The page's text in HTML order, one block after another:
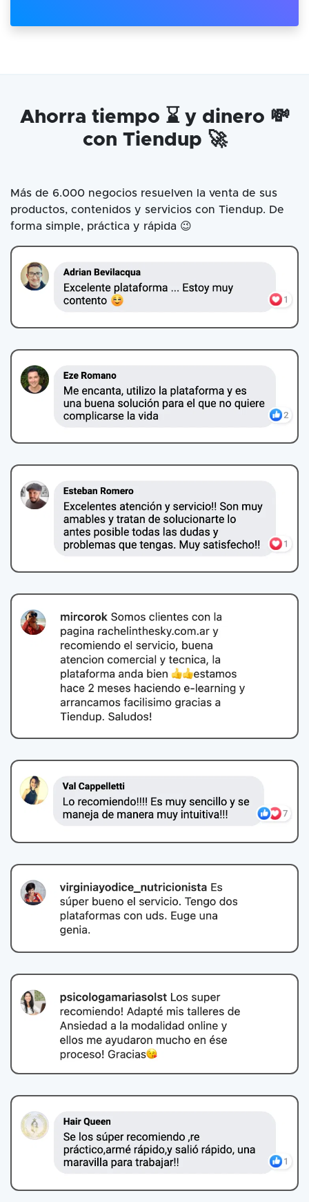
Ahorra tiempo ⌛ y dinero 💸
con Tiendup 🚀
Más de 6.000 negocios resuelven la venta de sus
productos, contenidos y servicios con Tiendup. De
forma simple, práctica y rápida 😉